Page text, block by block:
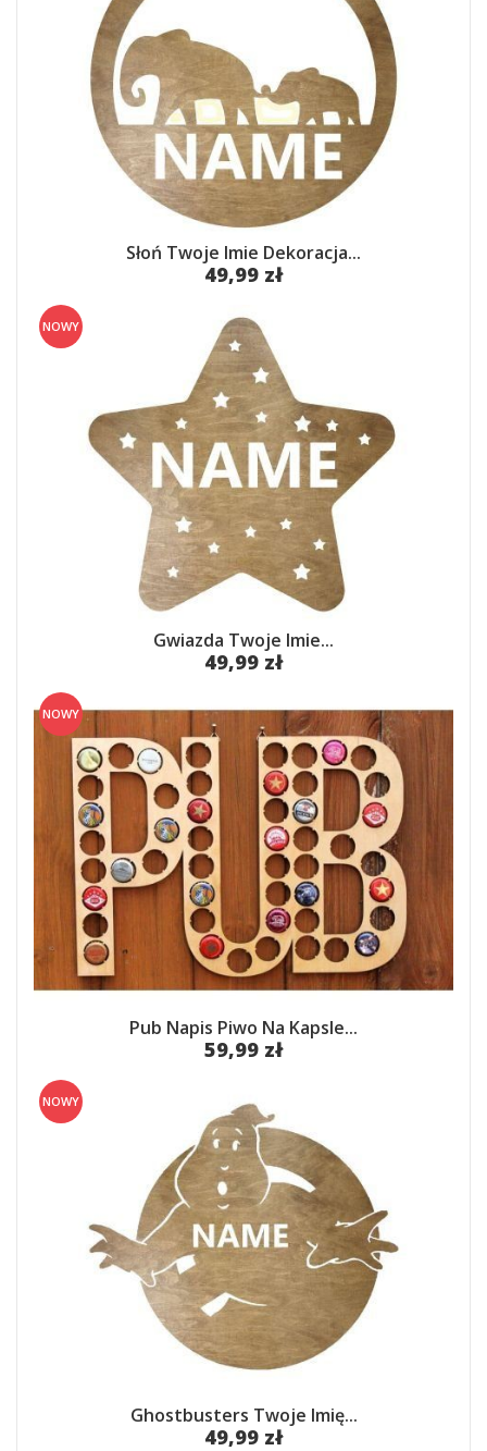
Słoń Twoje Imie Dekoracja...
49,99 zł
Gwiazda Twoje Imie...
49,99 zł
NOWY
Pub Napis Piwo Na Kapsle...
59,99 zł
NOWY
Ghostbusters Twoje Imię...
49,99 zł
NOWY